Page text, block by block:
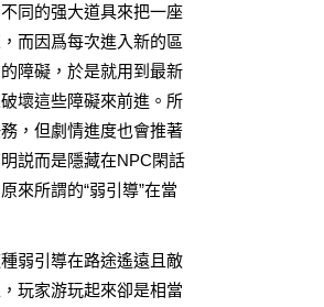
同的强大道具來把一座
而因爲每次進入新的區
障礙，於是就用到最新
壞這些障礙來前進。所
，但劇情進度也會推著
説而是隱藏在NPC閑話
來所謂的“弱引導”在當
弱引導在路途遙遠且敵
玩家游玩起來卻是相當